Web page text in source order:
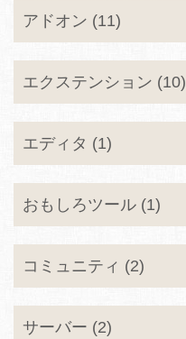
アドオン (11)
エクステンション (10)
エディタ (1)
おもしろツール (1)
コミュニティ (2)
サーバー (2)